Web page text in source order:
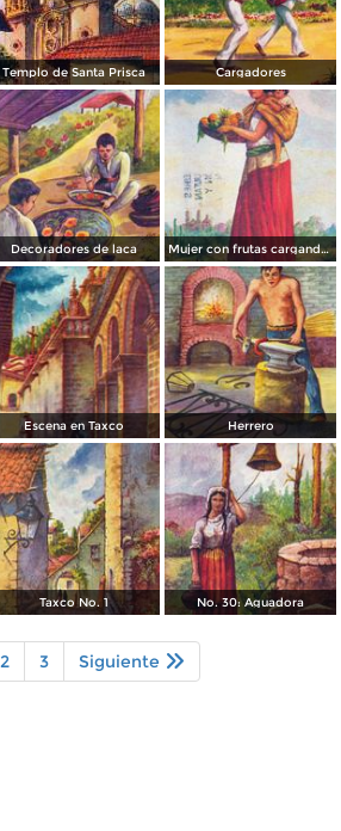
Templo de Santa Prisca Cargadores
Decoradores de laca Mujer con frutas cargando un niño
Escena en Taxco Herrero
Taxco No. 1 No. 30: Aguadora
2 3 Siguiente